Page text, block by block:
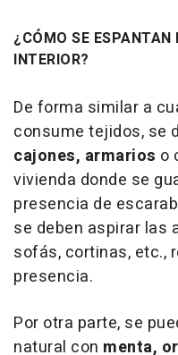
¿CÓMO SE
INTERIOR?
De forma similar a
consume tejidos, se
cajones, armarios o
vivienda donde se
presencia de
se deben aspirar las
sofás, cortinas, etc.,
presencia.
Por otra parte, se
natural con menta,